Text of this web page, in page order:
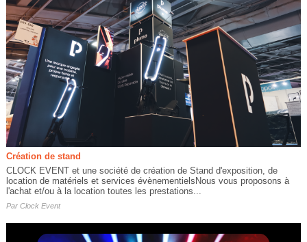
Création de stand
CLOCK EVENT et une société de création de Stand d'exposition, de
location de matériels et services évènementielsNous vous proposons à
l'achat et/ou à la location toutes les prestations...
Par Clock Event